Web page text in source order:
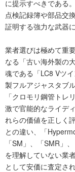
に提示すべきである
点検記録簿や部品交
証明する強力な武器に
業者選びは極めて重
なる「古い海外製の
魂である「LC8 Vツ
製フルアジャスタブ
「クロモリ鋼管トレ
激で官能的なライデ
れらの価値を正しく
との違い、「
「SM」、「SMR」
を理解していない業
として安価に査定さ